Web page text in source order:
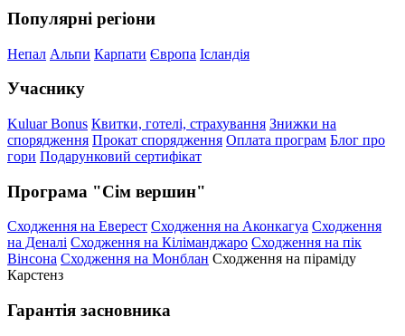
Популярні регіони
Непал Альпи Карпати Європа Ісландія
Учаснику
Kuluar Bonus Квитки, готелі, страхування Знижки на
спорядження Прокат спорядження Оплата програм Блог про
гори Подарунковий сертифікат
Програма "Сім вершин"
Сходження на Еверест Сходження на Аконкагуа Сходження
на Деналі Сходження на Кіліманджаро Сходження на пік
Вінсона Сходження на Монблан Сходження на піраміду
Карстенз
Гарантія засновника